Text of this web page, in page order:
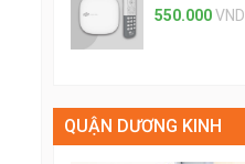
550.000VND
QUẬN DƯƠNG KINH